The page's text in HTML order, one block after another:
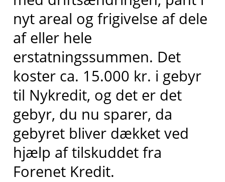
nyt areal og frigivelse af dele
af eller hele
erstatningssummen. Det
koster ca. 15.000 kr. i gebyr
til Nykredit, og det er det
gebyr, du nu sparer, da
gebyret bliver dækket ved
hjælp af tilskuddet fra
Forenet Kredit.